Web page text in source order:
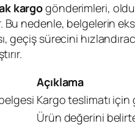
kargogönderimleri,
nedenle, belgelerin
geçiş sürecini
Açıklama
Kargo teslimatı
Ürün değerini